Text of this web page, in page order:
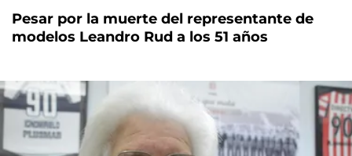
Pesar por la muerte del representante de
modelos Leandro Rud a los 51 años